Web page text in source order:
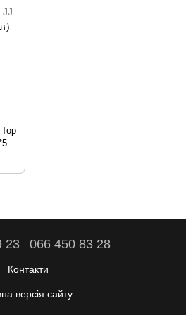
23 066 450 83 28
Контакти
версія сайту